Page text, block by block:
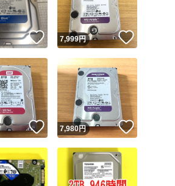
いいね！
7,999円
いいね！
7,980円 いいね！